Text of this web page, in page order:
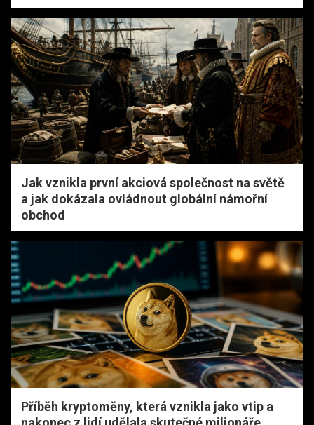
Jak vznikla první akciová společnost na světě
a jak dokázala ovládnout globální námořní
obchod
Příběh kryptoměny, která vznikla jako vtip a